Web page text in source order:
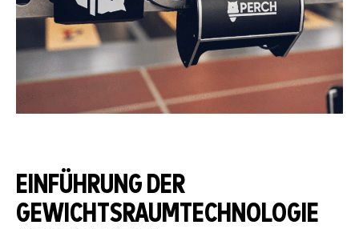
EINFÜHRUNG DER
GEWICHTSRAUMTECHNOLOGIE